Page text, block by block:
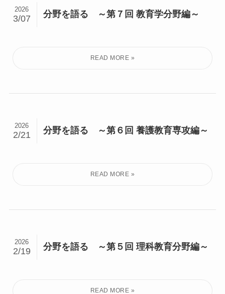
分野を語る ～第７回 教育学分野編～
2026
3/07
分野を語る ～第６回 養護教育専攻編～
2026
2/21
分野を語る ～第５回 理科教育分野編～
2026
2/19